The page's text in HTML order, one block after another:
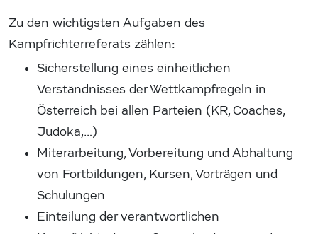
Zu den wichtigsten Aufgaben des
Kampfrichterreferats zählen:
Sicherstellung eines einheitlichen
Verständnisses der Wettkampfregeln in
Österreich bei allen Parteien (KR, Coaches,
Judoka,…)
Miterarbeitung, Vorbereitung und Abhaltung
von Fortbildungen, Kursen, Vorträgen und
Schulungen
Einteilung der verantwortlichen